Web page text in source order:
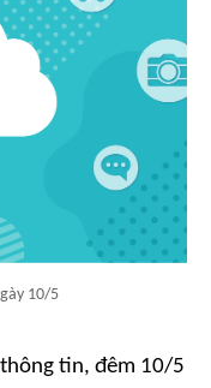
10/5
thông tin, đêm 10/5